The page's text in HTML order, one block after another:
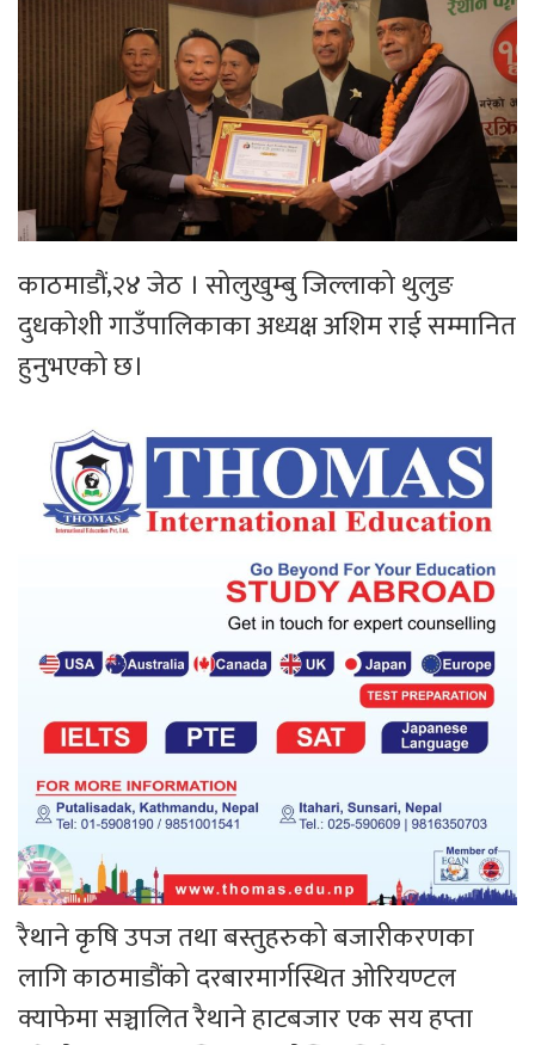
काठमाडौं,२४ जेठ । सोलुखुम्बु जिल्लाको थुलुङ
दुधकोशी गाउँपालिकाका अध्यक्ष अशिम राई सम्मानित
हुनुभएको छ।
रैथाने कृषि उपज तथा बस्तुहरुको बजारीकरणका
लागि काठमाडौंको दरबारमार्गस्थित ओरियण्टल
क्याफेमा सञ्चालित रैथाने हाटबजार एक सय हप्ता